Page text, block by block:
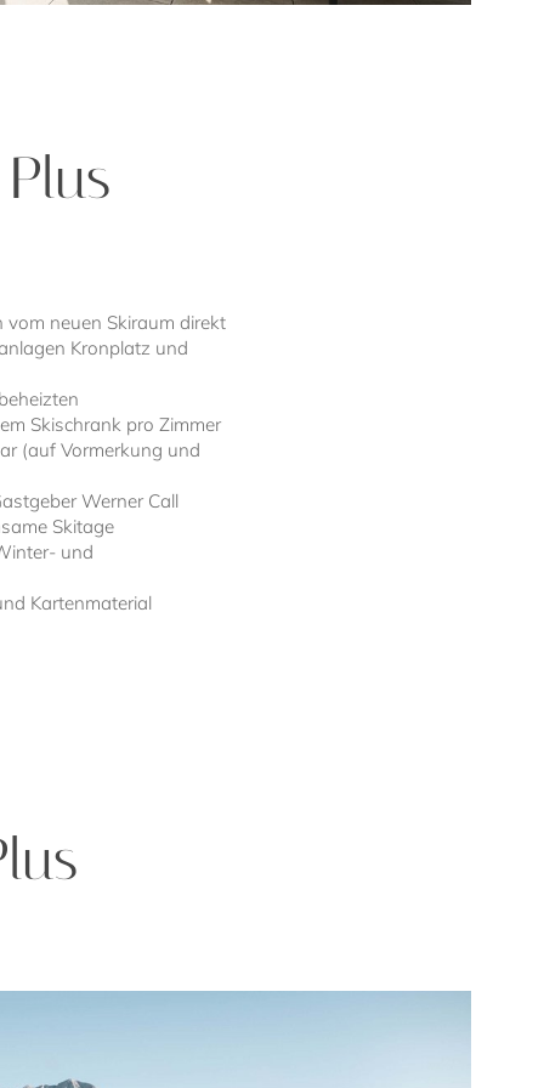
vom neuen Skiraum direkt
Kronplatz und
Skischrank pro Zimmer
(auf Vormerkung und
Werner Call
Skitage
und
Kartenmaterial